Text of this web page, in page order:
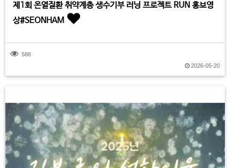
제1회 온열질환 취약계층 생수기부 러닝 프로젝트 RUN 홍보영
상#SEONHAM
588
2026-05-20